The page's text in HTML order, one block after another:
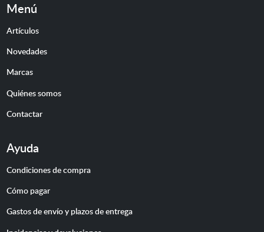
Menú
Artículos
Novedades
Marcas
Quiénes somos
Contactar
Ayuda
Condiciones de compra
Cómo pagar
Gastos de envío y plazos de entrega